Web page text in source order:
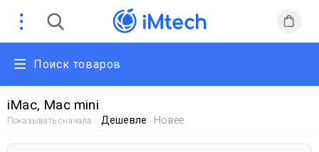
Поиск товаров
iMac, Mac mini
Показывать сначала: Дешевле Новее